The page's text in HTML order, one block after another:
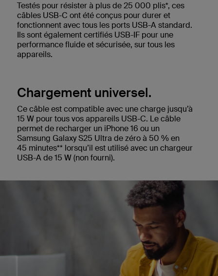
Testés pour résister à plus de 25 000 plis*, ces
câbles USB-C ont été conçus pour durer et
fonctionnent avec tous les ports USB-A standard.
Ils sont également certifiés USB-IF pour une
performance fluide et sécurisée, sur tous les
appareils.
Chargement universel.
Ce câble est compatible avec une charge jusqu’à
15 W pour tous vos appareils USB-C. Le câble
permet de recharger un iPhone 16 ou un
Samsung Galaxy S25 Ultra de zéro à 50 % en
45 minutes** lorsqu’il est utilisé avec un chargeur
USB-A de 15 W (non fourni).